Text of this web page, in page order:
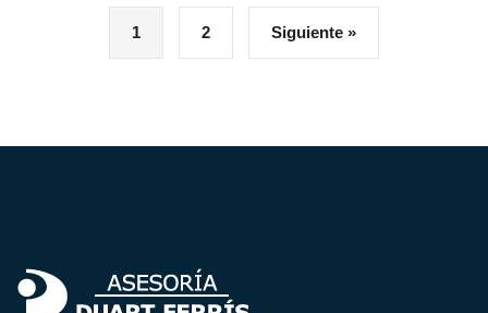
1 2 Siguiente »